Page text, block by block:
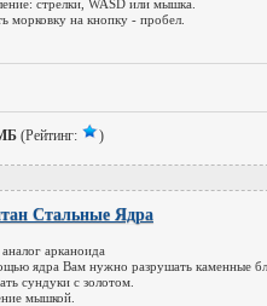
стрелки, WASD или мышка.
морковку на кнопку - пробел.
(Рейтинг: )
Стальные Ядра
арканоида
ядра Вам нужно разрушать каменные
сундуки с золотом.
мышкой.